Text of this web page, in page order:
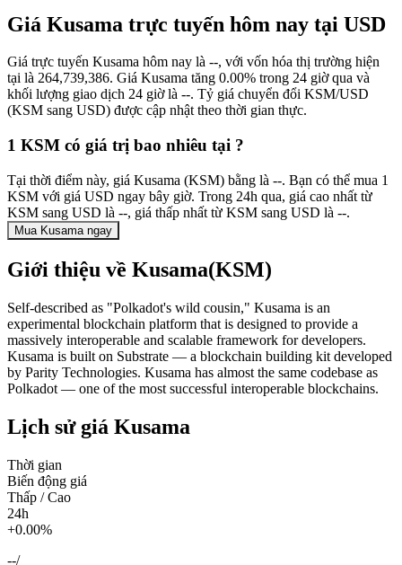
Giá Kusama trực tuyến hôm nay tại USD
Giá trực tuyến Kusama hôm nay là --, với vốn hóa thị trường hiện
tại là 264,739,386. Giá Kusama tăng 0.00% trong 24 giờ qua và
khối lượng giao dịch 24 giờ là --. Tỷ giá chuyển đổi KSM/USD
(KSM sang USD) được cập nhật theo thời gian thực.
1 KSM có giá trị bao nhiêu tại ?
Tại thời điểm này, giá Kusama (KSM) bằng là --. Bạn có thể mua 1
KSM với giá USD ngay bây giờ. Trong 24h qua, giá cao nhất từ
KSM sang USD là --, giá thấp nhất từ KSM sang USD là --.
Mua Kusama ngay
Giới thiệu về Kusama(KSM)
Self-described as "Polkadot's wild cousin," Kusama is an
experimental blockchain platform that is designed to provide a
massively interoperable and scalable framework for developers.
Kusama is built on Substrate — a blockchain building kit developed
by Parity Technologies. Kusama has almost the same codebase as
Polkadot — one of the most successful interoperable blockchains.
Lịch sử giá Kusama
Thời gian
Biến động giá
Thấp / Cao
24h
+0.00%
--/